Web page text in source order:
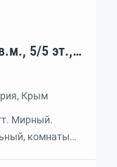
5/5 эт.,
Крым
Мирный.
комнаты